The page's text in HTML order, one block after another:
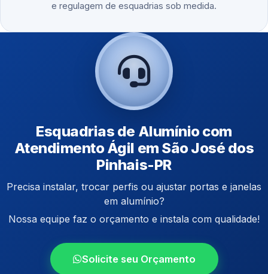
e regulagem de esquadrias sob medida.
Esquadrias de Alumínio com
Atendimento Ágil em São José dos
Pinhais-PR
Precisa instalar, trocar perfis ou ajustar portas e janelas
em alumínio?
Nossa equipe faz o orçamento e instala com qualidade!
Solicite seu Orçamento